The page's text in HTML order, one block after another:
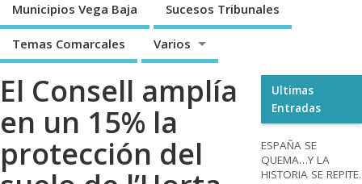
Municipios Vega Baja Sucesos Tribunales
Temas Comarcales Varios
El Consell amplía
en un 15% la
protección del
Ultimas
Entradas
ESPAÑA SE
QUEMA…Y LA
HISTORIA SE REPITE.